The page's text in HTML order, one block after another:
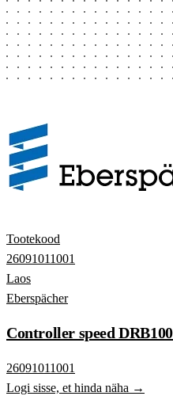
Tootekood
26091011001
Laos
Eberspächer
Controller speed
26091011001
Logi sisse, et hinda näha →